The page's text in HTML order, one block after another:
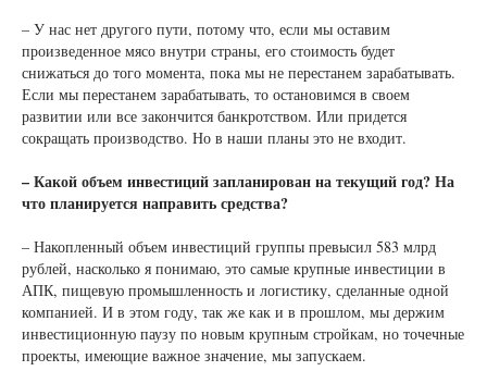
– У нас нет другого пути, потому что, если мы оставим
произведенное мясо внутри страны, его стоимость будет
снижаться до того момента, пока мы не перестанем зарабатывать.
Если мы перестанем зарабатывать, то остановимся в своем
развитии или все закончится банкротством. Или придется
сокращать производство. Но в наши планы это не входит.
– Какой объем инвестиций запланирован на текущий год? На
что планируется направить средства?
– Накопленный объем инвестиций группы превысил 583 млрд
рублей, насколько я понимаю, это самые крупные инвестиции в
АПК, пищевую промышленность и логистику, сделанные одной
компанией. И в этом году, так же как и в прошлом, мы держим
инвестиционную паузу по новым крупным стройкам, но точечные
проекты, имеющие важное значение, мы запускаем.